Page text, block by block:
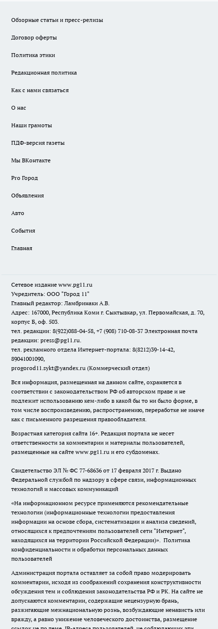
Обзорные статьи и пресс-релизы
Договор оферты
Политика этики
Редакционная политика
Как с нами связаться
О нас
Наши грамоты
ПДФ-версия газеты
Мы ВКонтакте
Pro Город
Объявления
Авто
События
Главная
Сетевое издание www.pg11.ru
Учредитель: ООО "Город 11"
Главный редактор: Ламбринаки А.В.
Адрес: 167000, Республика Коми г. Сыктывкар, ул. Первомайская, д. 70,
корпус Б, оф. 503.
тел. редакции: 8(922)088-04-58, +7 (908) 710-08-37 Электронная почта
редакции: press@pg11.ru.
тел. рекламного отдела Интернет-портала: 8(8212)39-14-42,
89041001090,
progorod11.sykt@yandex.ru (Коммерческий отдел)
Вся информация, размещенная на данном сайте, охраняется в
соответствии с законодательством РФ об авторском праве и не
подлежит использованию кем-либо в какой бы то ни было форме, в
том числе воспроизведению, распространению, переработке не иначе
как с письменного разрешения правообладателя.
Возрастная категория сайта 16+. Редакция портала не несет
ответственности за комментарии и материалы пользователей,
размещенные на сайте www.pg11.ru и его субдоменах.
Свидетельство ЭЛ № ФС 77-68636 от 17 февраля 2017 г. Выдано
Федеральной службой по надзору в сфере связи, информационных
технологий и массовых коммуникаций
«На информационном ресурсе применяются рекомендательные
технологии (информационные технологии предоставления
информации на основе сбора, систематизации и анализа сведений,
относящихся к предпочтениям пользователей сети "Интернет",
находящихся на территории Российской Федерации)». Политика
конфиденциальности и обработки персональных данных
пользователей
Администрация портала оставляет за собой право модерировать
комментарии, исходя из соображений сохранения конструктивности
обсуждения тем и соблюдения законодательства РФ и РК. На сайте не
допускаются комментарии, содержащие нецензурную брань,
разжигающие межнациональную рознь, возбуждающие ненависть или
вражду, а равно унижение человеческого достоинства, размещение